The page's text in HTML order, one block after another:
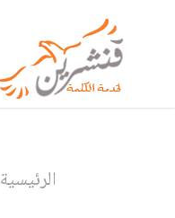
الرئيسية